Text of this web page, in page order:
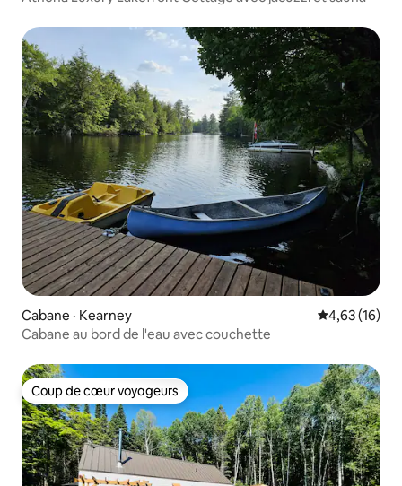
Cabane · Kearney Note
4,63 (16)
Cabane au bord de l'eau avec couchette
Coup de cœur voyageurs
Coup de cœur voyageurs